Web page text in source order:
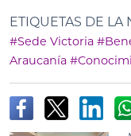
ETIQUETAS DE LA
#Sede Victoria
Araucanía